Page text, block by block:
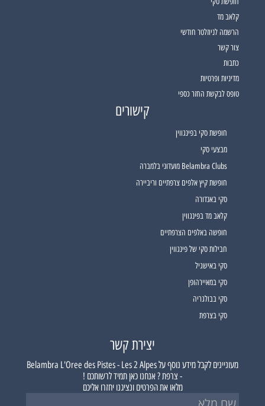
קלאב מד
הרשמה לניוזלטר חודשי
צור קשר
כתבות
מדיניות ופרטיות
טופס לבקשת החזר כספי
קישורים
חופשת סקי בפינגווין
מבצעי סקי
Belambra Clubs מועדוני בלמברה
חופשת קיץ אלפים צרפתיים וריביירה
סקי באנדורה
קלאב מד בפינגווין
חופשה באלפים הצרפתיים
חבילות סקי של פינגווין
סקי באישגיל
סקי במאיירהופן
סקי בבולגריה
סקי בצרפת
יצירת קשר
מעוניינים לקבל מידע נוסף עלBelambra L'Oree des Pistes - Les 2 Alpes
- צרפת ?אנחנו כאן תמיד לרשותכם !
מלאו את הפרטים ונציגנו יחזרו אליכם